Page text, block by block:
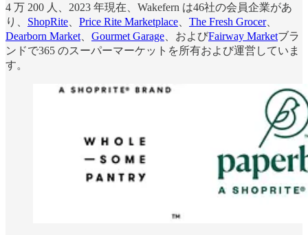
4 万 200 人、2023 年現在、Wakefern は46社の会員企業があ
り、 ShopRite Price Rite Marketplace The Fresh Grocer、
Dearborn Market
Gourmet Garage 、およびFairway Marketブラ
ンドで365 のスーパーマーケットを所有および運営していま
す。